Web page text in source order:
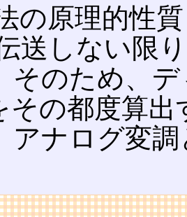
の原理的性
送しない限
そのため、
その都度算
アナログ変